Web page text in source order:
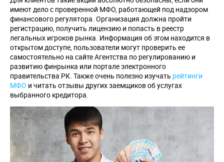
имеют дело с проверенной МФО, работающей под надзором
финансового регулятора. Организация должна пройти
регистрацию, получить лицензию и попасть в реестр
легальных игроков рынка. Информация об этом находится в
открытом доступе, пользователи могут проверить ее
самостоятельно на сайте Агентства по регулированию и
развитию финрынка или портале электронного
правительства РК. Также очень полезно изучать рейтинги
МФО и читать отзывы других заемщиков об услугах
выбранного кредитора.